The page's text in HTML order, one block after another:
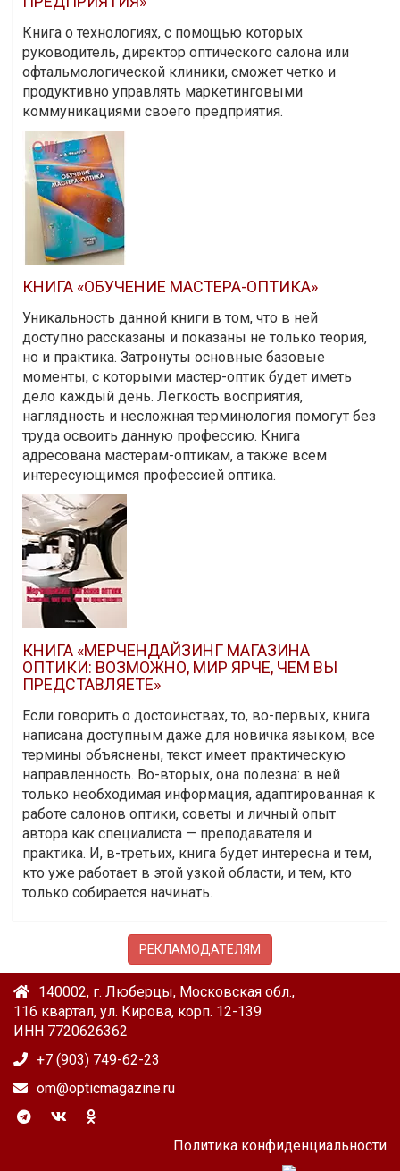
Книга о технологиях, с помощью которых
руководитель, директор оптического салона или
офтальмологической клиники, сможет четко и
продуктивно управлять маркетинговыми
коммуникациями своего предприятия.
КНИГА «ОБУЧЕНИЕ МАСТЕРА-ОПТИКА»
Уникальность данной книги в том, что в ней
доступно рассказаны и показаны не только теория,
но и практика. Затронуты основные базовые
моменты, с которыми мастер-оптик будет иметь
дело каждый день. Легкость восприятия,
наглядность и несложная терминология помогут без
труда освоить данную профессию. Книга
адресована мастерам-оптикам, а также всем
интересующимся профессией оптика.
КНИГА «МЕРЧЕНДАЙЗИНГ МАГАЗИНА
ОПТИКИ: ВОЗМОЖНО, МИР ЯРЧЕ, ЧЕМ ВЫ
ПРЕДСТАВЛЯЕТЕ»
Если говорить о достоинствах, то, во-первых, книга
написана доступным даже для новичка языком, все
термины объяснены, текст имеет практическую
направленность. Во-вторых, она полезна: в ней
только необходимая информация, адаптированная к
работе салонов оптики, советы и личный опыт
автора как специалиста — преподавателя и
практика. И, в-третьих, книга будет интересна и тем,
кто уже работает в этой узкой области, и тем, кто
только собирается начинать.
РЕКЛАМОДАТЕЛЯМ
140002, г. Люберцы, Московская обл.,
116 квартал, ул. Кирова, корп. 12-139
ИНН 7720626362
+7 (903) 749-62-23
om@opticmagazine.ru
Политика конфиденциальности